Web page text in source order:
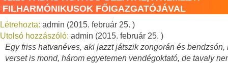
FILHARMÓNIKUSOK FŐIGAZGATÓJÁVAL
Létrehozta: admin (2015. február 25. )
Utolsó hozzászóló: admin (2015. február 25. )
Egy friss hatvanéves, aki jazzt játszik zongorán és bendzsón,
verset is mond, három egyetemen vendégoktató, de tavaly